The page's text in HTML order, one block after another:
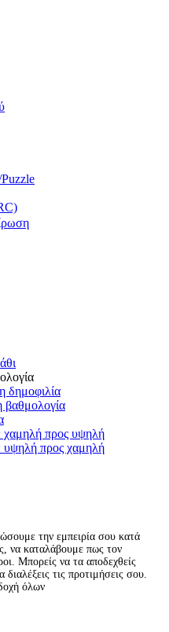
Puzzle
δημοφιλία
βαθμολογία
χαμηλή προς υψηλή
υψηλή προς χαμηλή
την εμπειρία σου κατά
να καταλάβουμε πως τον
Μπορείς να τα αποδεχθείς
τις προτιμήσεις σου.
όλων